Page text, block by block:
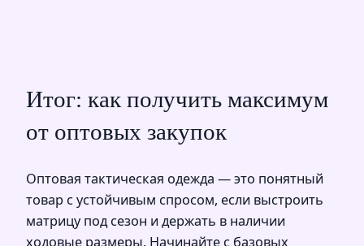
Итог: как получить максимум
от оптовых закупок
Оптовая тактическая одежда — это понятный
товар с устойчивым спросом, если выстроить
матрицу под сезон и держать в наличии
ходовые размеры. Начинайте с базовых